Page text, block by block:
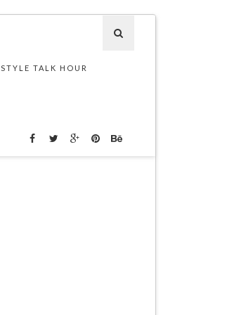
STYLE TALK HOUR